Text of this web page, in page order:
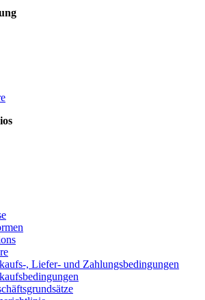
, Liefer- und Zahlungsbedingungen